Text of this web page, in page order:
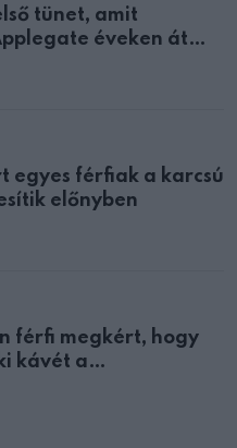
tünet, amit
éveken át
egyes férfiak a karcsú
előnyben
férfi megkért, hogy
kávét a